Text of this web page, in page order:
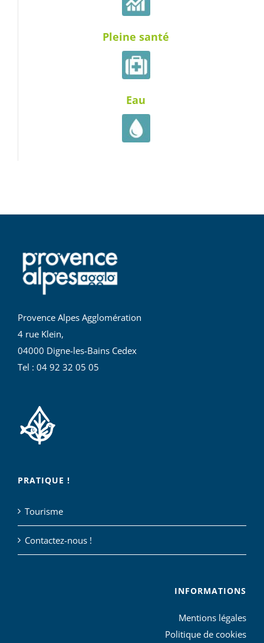
Pleine santé
Eau
Provence Alpes Agglomération
4 rue Klein,
04000 Digne-les-Bains Cedex
Tel : 04 92 32 05 05
PRATIQUE !
Tourisme
Contactez-nous !
INFORMATIONS
Mentions légales
Politique de cookies